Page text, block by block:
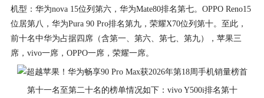
机型：华为nova 15位列第六，华为Mate80排名第七。OPPO Reno15
位居第八，华为Pura 90 Pro排名第九，荣耀X70位列第十。至此，
前十名中华为占据四席（含第一、第六、第七、第九），苹果三
席，vivo一席，OPPO一席，荣耀一席。
第十一名至第二十名的榜单情况如下：vivo Y500i排名第十